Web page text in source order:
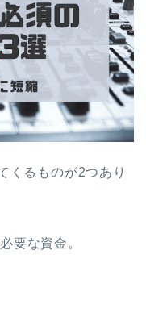
くるものが2つあり
要な資金。